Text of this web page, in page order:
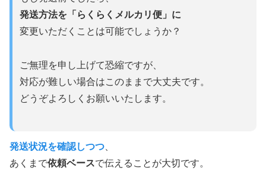
発送方法を「らくらくメルカリ便」に
変更いただくことは可能でしょうか？
ご無理を申し上げて恐縮ですが、
対応が難しい場合はこのままで大丈夫です。
どうぞよろしくお願いいたします。
発送状況を確認しつつ
あくまで依頼ベースで伝えることが大切です。